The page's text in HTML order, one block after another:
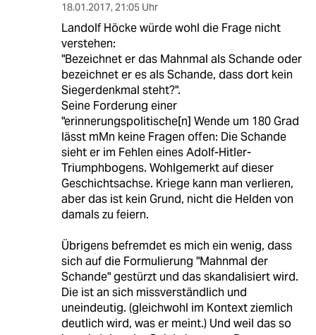
18.01.2017, 21:05 Uhr
Landolf Höcke würde wohl die Frage nicht
verstehen:
"Bezeichnet er das Mahnmal als Schande oder
bezeichnet er es als Schande, dass dort kein
Siegerdenkmal steht?".
Seine Forderung einer
"erinnerungspolitische[n] Wende um 180 Grad
lässt mMn keine Fragen offen: Die Schande
sieht er im Fehlen eines Adolf-Hitler-
Triumphbogens. Wohlgemerkt auf dieser
Geschichtsachse. Kriege kann man verlieren,
aber das ist kein Grund, nicht die Helden von
damals zu feiern.
Übrigens befremdet es mich ein wenig, dass
sich auf die Formulierung "Mahnmal der
Schande" gestürzt und das skandalisiert wird.
Die ist an sich missverständlich und
uneindeutig. (gleichwohl im Kontext ziemlich
deutlich wird, was er meint.) Und weil das so